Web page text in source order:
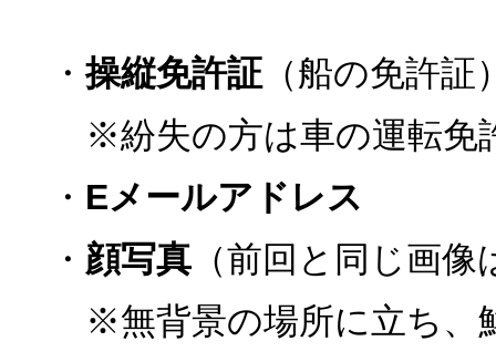
・操縦免許証（船の免許証
※紛失の方は車の運転免
・ Eメールアドレス
・ 顔写真（前回と同じ画像
※無背景の場所に立ち、